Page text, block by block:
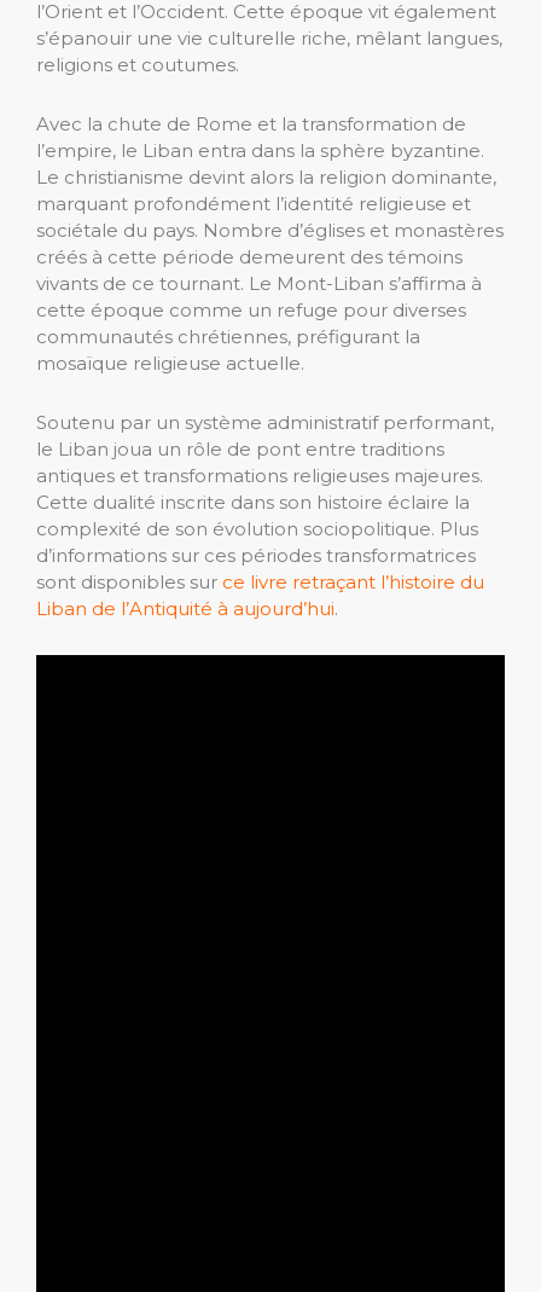
l’Orient et l’Occident. Cette époque vit également
s’épanouir une vie culturelle riche, mêlant langues,
religions et coutumes.
Avec la chute de Rome et la transformation de
l’empire, le Liban entra dans la sphère byzantine.
Le christianisme devint alors la religion dominante,
marquant profondément l’identité religieuse et
sociétale du pays. Nombre d’églises et monastères
créés à cette période demeurent des témoins
vivants de ce tournant. Le Mont-Liban s’affirma à
cette époque comme un refuge pour diverses
communautés chrétiennes, préfigurant la
mosaïque religieuse actuelle.
Soutenu par un système administratif performant,
le Liban joua un rôle de pont entre traditions
antiques et transformations religieuses majeures.
Cette dualité inscrite dans son histoire éclaire la
complexité de son évolution sociopolitique. Plus
d’informations sur ces périodes transformatrices
sont disponibles sur ce livre retraçant l’histoire du
Liban de l’Antiquité à aujourd’hui.